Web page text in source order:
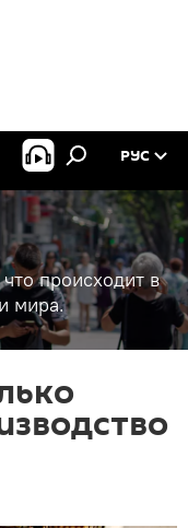
РУС
происходит в
мира.